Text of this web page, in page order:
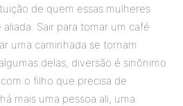
de quem essas mulheres
Sair para tomar um café
uma caminhada se tornam
delas, diversão é sinônimo
o filho que precisa de
mais uma pessoa ali, uma